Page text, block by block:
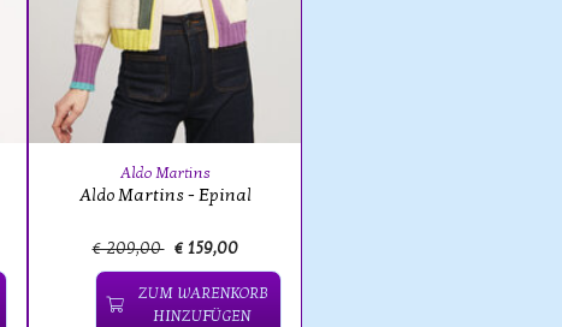
Aldo Martins
Aldo Martins - Epinal
€ 209,00 € 159,00
ZUM WARENKORB
HINZUFÜGEN